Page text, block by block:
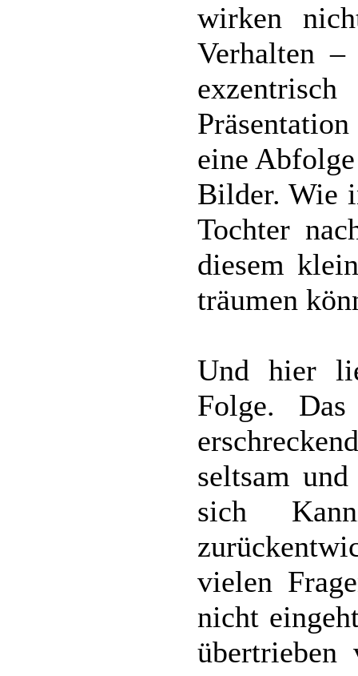
wirken
Verhalten –
eine
Bilder. Wie
Tochter
diesem
träumen
Und hier
Folge.
seltsam
sich
vielen
nicht